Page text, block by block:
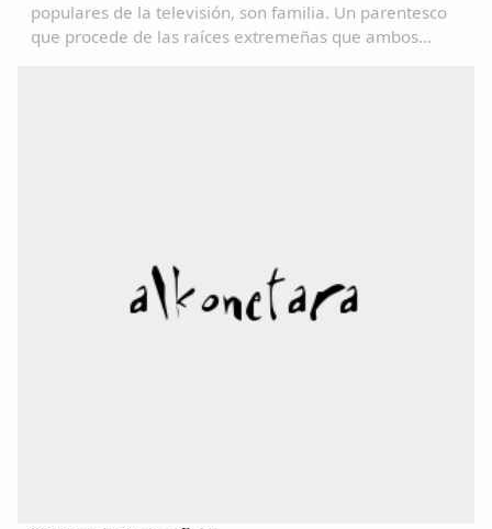
populares de la televisión, son familia. Un parentesco
que procede de las raíces extremeñas que ambos